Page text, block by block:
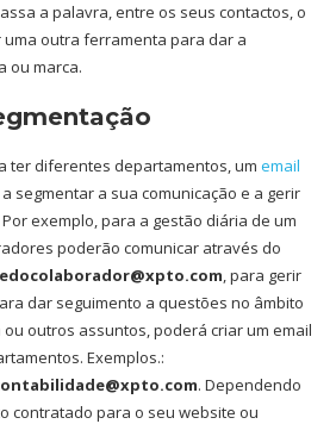
a palavra, entre os seus contactos, o
outra ferramenta para dar a
ou marca.
ter diferentes departamentos, um email
segmentar a sua comunicação e a gerir
exemplo, para a gestão diária de um
poderão comunicar através do
, para gerir
dar seguimento a questões no âmbito
outros assuntos, poderá criar um email
Exemplos.:
. Dependendo
contratado para o seu website ou